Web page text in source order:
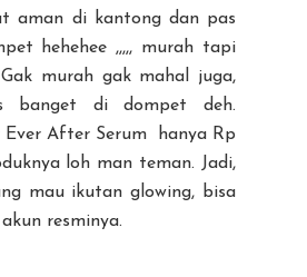
aman di kantong dan pas
hehehee ,,,,, murah tapi
murah gak mahal juga,
banget di dompet deh.
Ever After Serum hanya Rp
loh man teman. Jadi,
mau ikutan glowing, bisa
resminya.